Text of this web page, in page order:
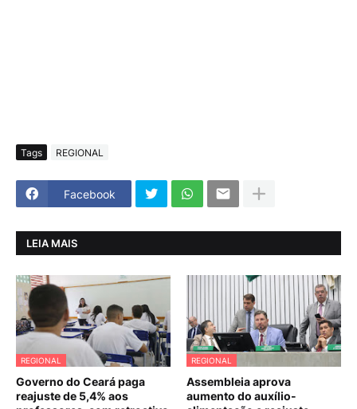
Tags REGIONAL
Facebook
LEIA MAIS
REGIONAL
Governo do Ceará paga
reajuste de 5,4% aos
REGIONAL
Assembleia aprova
aumento do auxílio-